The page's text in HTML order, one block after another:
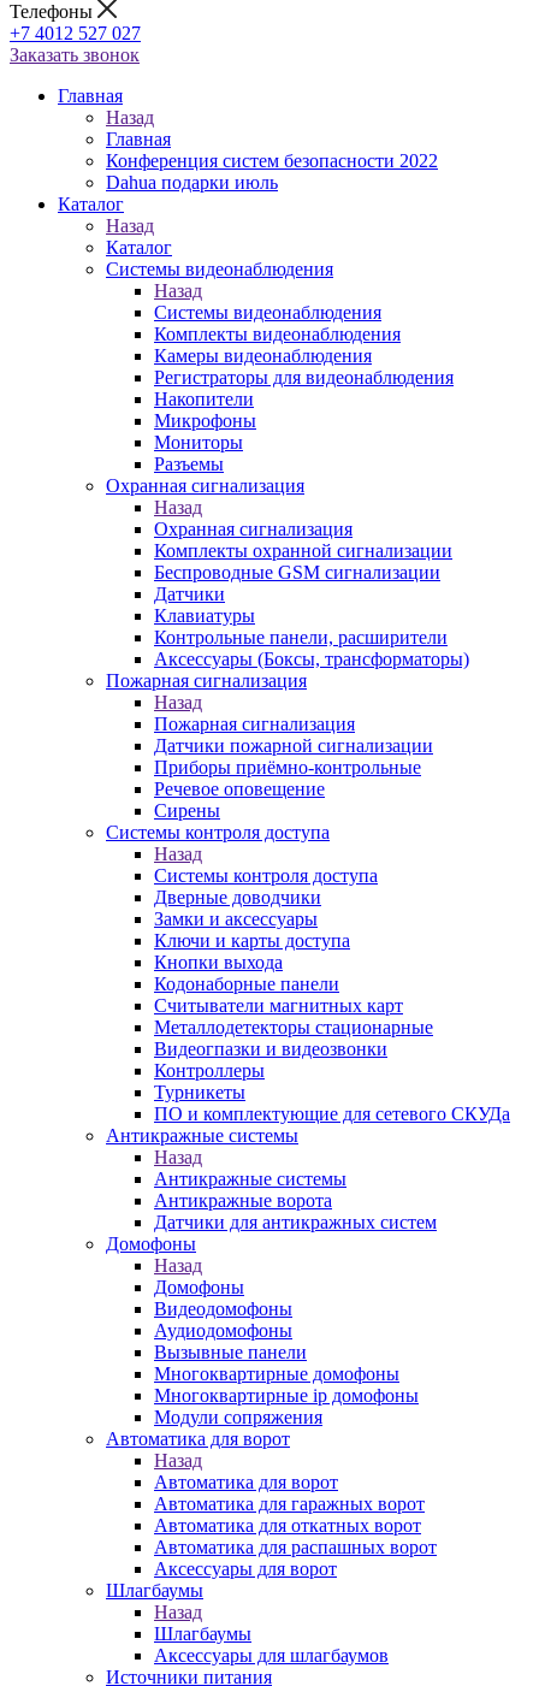
Телефоны
+7 4012 527 027
Заказать звонок
Главная
Назад
Главная
Конференция систем безопасности 2022
Dahua подарки июль
Каталог
Назад
Каталог
Системы видеонаблюдения
Назад
Системы видеонаблюдения
Комплекты видеонаблюдения
Камеры видеонаблюдения
Регистраторы для видеонаблюдения
Накопители
Микрофоны
Мониторы
Разъемы
Охранная сигнализация
Назад
Охранная сигнализация
Комплекты охранной сигнализации
Беспроводные GSM сигнализации
Датчики
Клавиатуры
Контрольные панели, расширители
Аксессуары (Боксы, трансформаторы)
Пожарная сигнализация
Назад
Пожарная сигнализация
Датчики пожарной сигнализации
Приборы приёмно-контрольные
Речевое оповещение
Сирены
Системы контроля доступа
Назад
Системы контроля доступа
Дверные доводчики
Замки и аксессуары
Ключи и карты доступа
Кнопки выхода
Кодонаборные панели
Считыватели магнитных карт
Металлодетекторы стационарные
Видеогпазки и видеозвонки
Контроллеры
Турникеты
ПО и комплектующие для сетевого СКУДа
Антикражные системы
Назад
Антикражные системы
Антикражные ворота
Датчики для антикражных систем
Домофоны
Назад
Домофоны
Видеодомофоны
Аудиодомофоны
Вызывные панели
Многоквартирные домофоны
Многоквартирные ip домофоны
Модули сопряжения
Автоматика для ворот
Назад
Автоматика для ворот
Автоматика для гаражных ворот
Автоматика для откатных ворот
Автоматика для распашных ворот
Аксессуары для ворот
Шлагбаумы
Назад
Шлагбаумы
Аксессуары для шлагбаумов
Источники питания